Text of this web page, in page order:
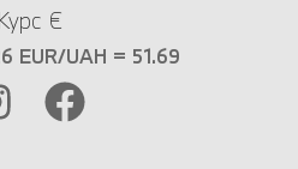
Курс €
EUR/UAH = 51.69